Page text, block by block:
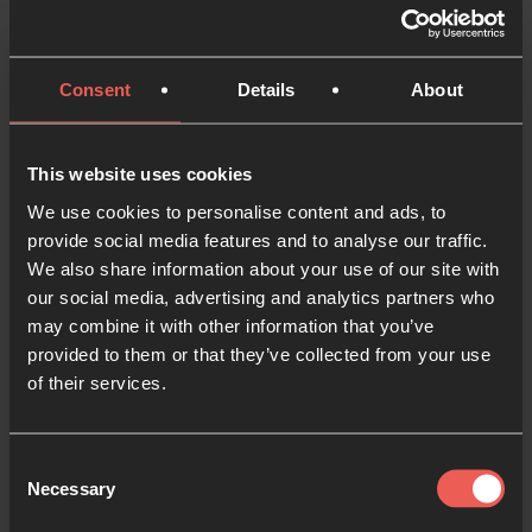
Consent Details About
This website uses cookies
We use cookies to personalise content and ads, to
provide social media features and to analyse our traffic.
We also share information about your use of our site with
our social media, advertising and analytics partners who
may combine it with other information that you’ve
provided to them or that they’ve collected from your use
of their services.
Selection
Necessary